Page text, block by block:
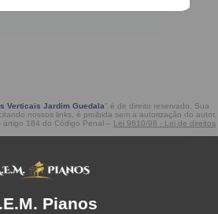
Verticais Jardim Guedala" é de direito reservado. Sua
nossos links, é proibida sem a autorização do autor.
artigo 184 do Código Penal – Lei 9610/98 - Lei de direitos
Pianos